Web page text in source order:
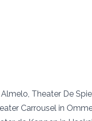
, Theater De
Carrousel in